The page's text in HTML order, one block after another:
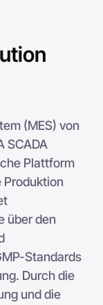
(MES) von
SCADA
Plattform
über den
Standards
Durch die
und die